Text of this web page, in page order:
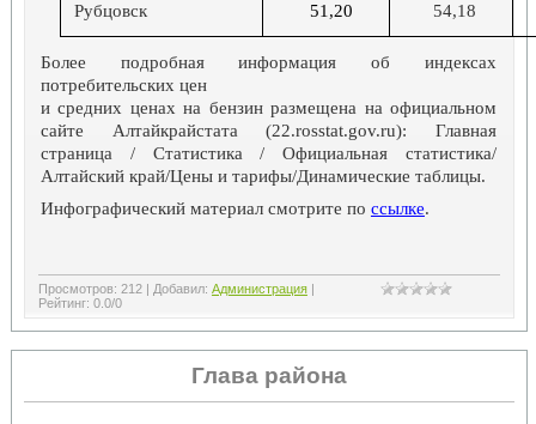
Рубцовск 51,20 54,18
Более подробная информация об индексах
потребительских цен
и средних ценах на бензин размещена на официальном
сайте Алтайкрайстата (22.rosstat.gov.ru): Главная
страница / Статистика / Официальная статистика/
Алтайский край/Цены и тарифы/Динамические таблицы.
Инфографический материал смотрите по ссылке.
Просмотров: 212| Добавил: Администрация |
Рейтинг: 0.0/0
Глава района